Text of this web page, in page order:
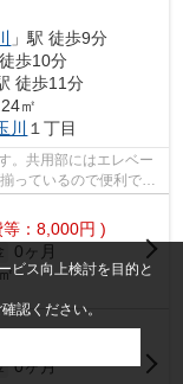
」駅 徒歩9分
歩10分
徒歩11分
㎡
川 １丁目
。共用部にはエレベー
っているので便利で
：8,000円 )
0ヶ月
0ヶ月
ビス向上検討を目的と
認ください。